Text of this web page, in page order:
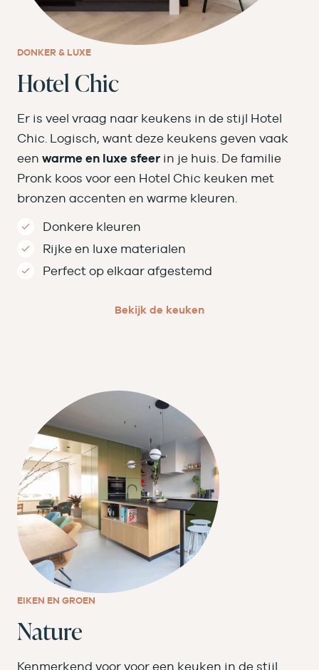
DONKER & LUXE
Hotel Chic
Er is veel vraag naar keukens in de stijl Hotel
Chic. Logisch, want deze keukens geven vaak
een warme en luxe sfeer in je huis. De familie
Pronk koos voor een Hotel Chic keuken met
bronzen accenten en warme kleuren.
Donkere kleuren
Rijke en luxe materialen
Perfect op elkaar afgestemd
Bekijk de keuken
EIKEN EN GROEN
Nature
Kenmerkend voor voor een keuken in de stijl